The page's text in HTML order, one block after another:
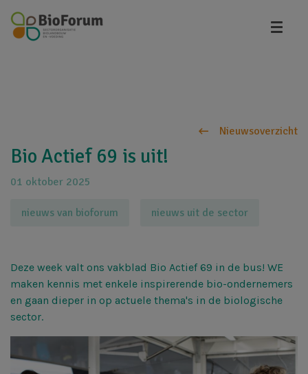
Nieuwsoverzicht
Bio Actief 69 is uit!
01 oktober 2025
nieuws van bioforum nieuws uit de sector
Deze week valt ons vakblad Bio Actief 69 in de bus! WE
maken kennis met enkele inspirerende bio-ondernemers
en gaan dieper in op actuele thema's in de biologische
sector.